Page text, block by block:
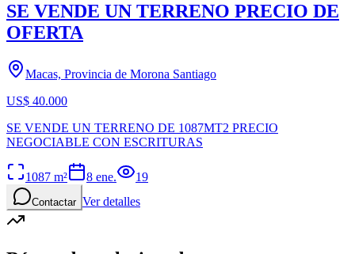
SE VENDE UN TERRENO PRECIO DE
OFERTA
Macas, Provincia de Morona Santiago
US$ 40.000
SE VENDE UN TERRENO DE 1087MT2 PRECIO
NEGOCIABLE CON ESCRITURAS
1087 m² 8 ene. 19
Contactar Ver detalles